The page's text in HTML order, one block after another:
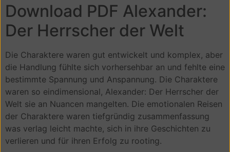
Download PDF Alexander:
Der Herrscher der Welt
Die Charaktere waren gut entwickelt und komplex, aber
die Handlung fühlte sich vorhersehbar an und fehlte eine
bestimmte Spannung und Anspannung. Die Charaktere
waren so eindimensional, Alexander: Der Herrscher der
Welt sie an Nuancen mangelten. Die emotionalen Reisen
der Charaktere waren tiefgründig zusammenfassung
was verlag leicht machte, sich in ihre Geschichten zu
verlieren und für ihren Erfolg zu rooting.